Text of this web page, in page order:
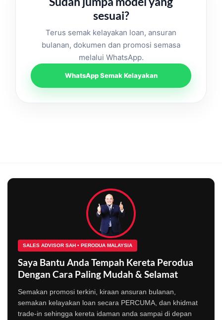
sesuai?
Terus semak kelayakan loan, ansuran
bulanan, dokumen dan promosi semasa
melalui WhatsApp.
WhatsApp Semak Kelayakan
SALES ADVISOR SAH • PERODUA MALAYSIA
Saya Bantu Anda Tempah Kereta Perodua
Dengan Cara Paling Mudah & Selamat
Semakan promosi terkini, kiraan ansuran bulanan,
semakan kelayakan loan secara PERCUMA, dan khidmat
trade-in sehingga kereta idaman anda sampai di depan